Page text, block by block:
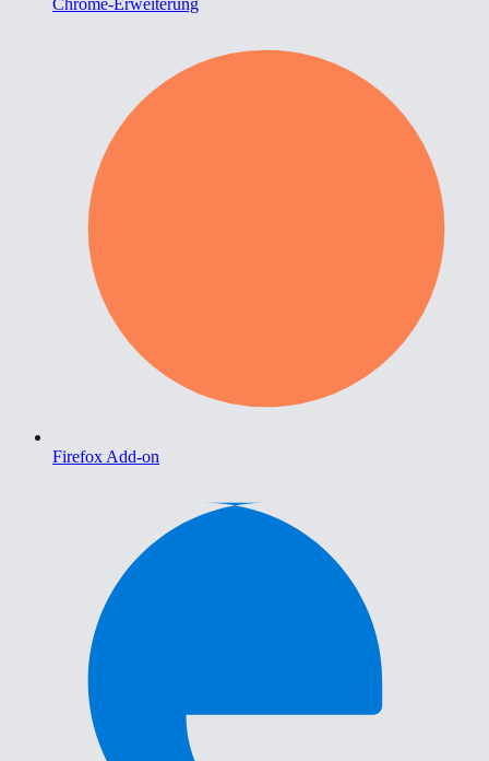
Chrome-Erweiterung
Firefox Add-on